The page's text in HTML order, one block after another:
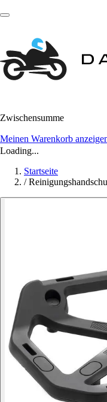
Zwischensumme
Meinen Warenkorb
Loading...
Startseite
/